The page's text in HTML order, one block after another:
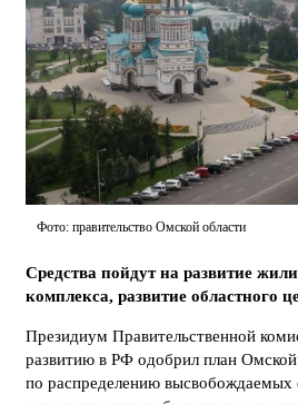
Фото: правительство Омской области
Средства пойдут на развитие
комплекса, развитие областного
Президиум Правительственной
развитию в РФ одобрил план Омской
по распределению высвобождаемых